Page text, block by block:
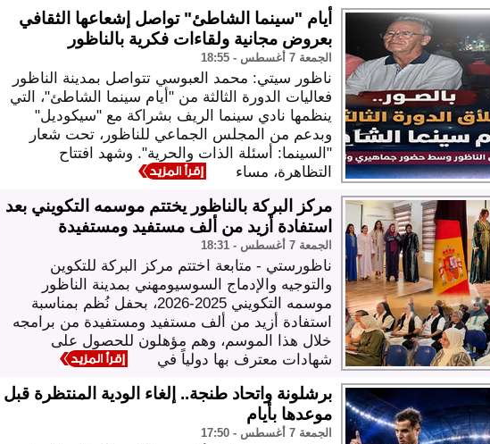
أيام "سينما الشاطئ" تواصل إشعاعها الثقافي
بعروض مجانية ولقاءات فكرية بالناظور
الجمعة 7 أغسطس - 18:55
ناظور سيتي: محمد العبوسي تتواصل بمدينة الناظور
فعاليات الدورة الثالثة من "أيام سينما الشاطئ"، التي
ينظمها نادي سينما الريف بشراكة مع "سيكوديل"
وبدعم من المجلس الجماعي للناظور، تحت شعار
"السينما: أسئلة الذات والحرية". وشهد افتتاح
التظاهرة، مساء
مركز البركة بالناظور يختتم موسمه التكويني بعد
استفادة أزيد من ألف مستفيد ومستفيدة
الجمعة 7 أغسطس - 18:31
ناظورستي - متابعة اختتم مركز البركة للتكوين
والتوجيه والإدماج السوسيومهني بمدينة الناظور
موسمه التكويني 2025-2026، بحفل نُظم بمناسبة
استفادة أزيد من ألف مستفيد ومستفيدة من برامجه
خلال هذا الموسم، وهم مؤهلون للحصول على
شهادات معترف بها دولياً في
برشلونة واتحاد طنجة.. إلغاء الودية المنتظرة قبل
موعدها بأيام
الجمعة 7 أغسطس - 17:50